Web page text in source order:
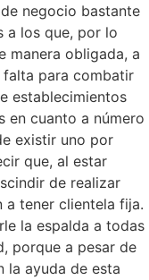
negocio bastante
a los que, por lo
manera obligada, a
falta para combatir
establecimientos
en cuanto a número
existir uno por
que, al estar
de realizar
a tener clientela fija.
la espalda a todas
porque a pesar de
la ayuda de esta